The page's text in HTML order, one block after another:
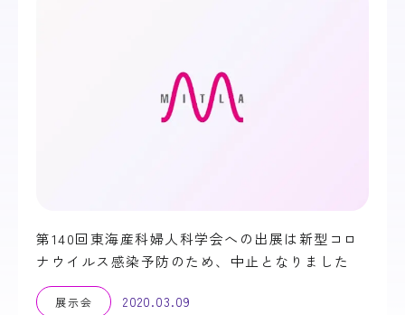
第140回東海産科婦人科学会への出展は新型コロ
ナウイルス感染予防のため、中止となりました
展示会 2020.03.09